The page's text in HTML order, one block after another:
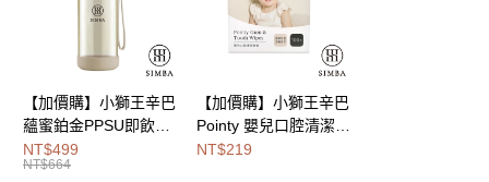
Google Pay
全盈+PAY
大哥付你分期
【加價購】小獅王辛巴
蘊蜜鉑金PPSU即飲水
壺400ml
NT$499
NT$664
【加價購】小獅王辛巴
Pointy 嬰兒口腔清潔指
套 (100入)
NT$219